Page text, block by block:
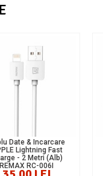
Date & Incarcare
Lightning Fast
- 2 Metri (Alb)
REMAX RC-006I